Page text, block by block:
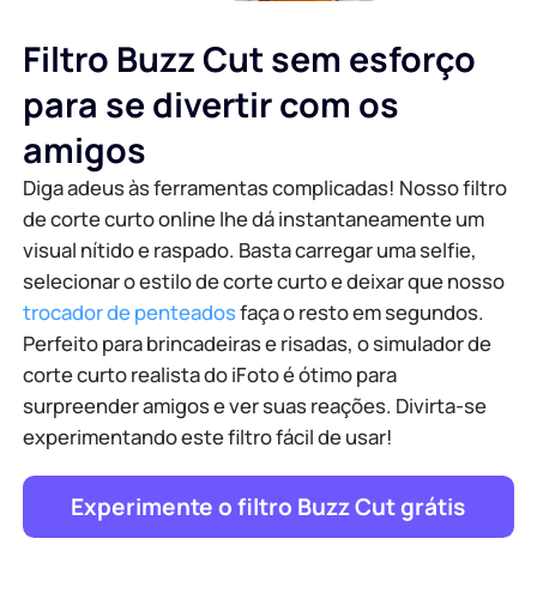
Filtro Buzz Cut sem esforço
para se divertir com os
amigos
Diga adeus às ferramentas complicadas! Nosso filtro
de corte curto online lhe dá instantaneamente um
visual nítido e raspado. Basta carregar uma selfie,
selecionar o estilo de corte curto e deixar que nosso
trocador de penteadosfaça o resto em segundos.
Perfeito para brincadeiras e risadas, o simulador de
corte curto realista do iFoto é ótimo para
surpreender amigos e ver suas reações. Divirta-se
experimentando este filtro fácil de usar!
Experimente o filtro Buzz Cut grátis